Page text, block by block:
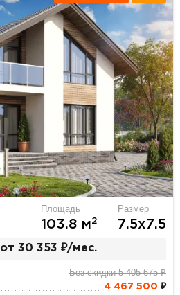
Площадь
103.8 м2
Размер
7.5х7.5
от 30 353 ₽/мес.
Без скидки 5 405 675 ₽
4 467 500 ₽